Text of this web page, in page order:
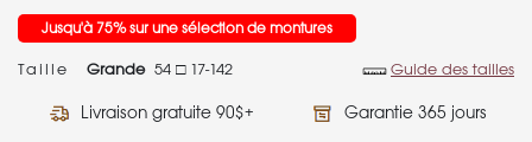
Jusqu'à 75% sur une sélection de montures
Taille Guide des tailles
Grande54 □ 17-142
Livraison gratuite 90$+ Garantie 365 jours